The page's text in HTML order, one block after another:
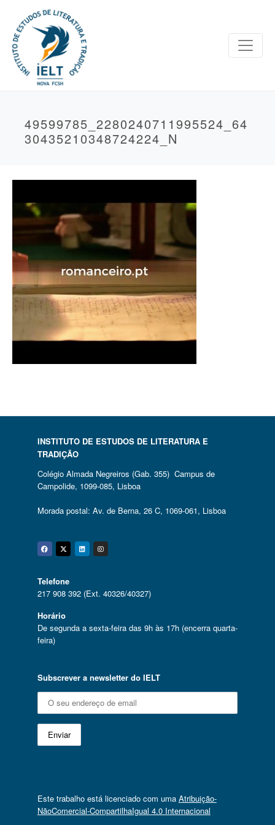
49599785_2280240711995524_64
30435210348724224_N
INSTITUTO DE ESTUDOS DE LITERATURA E
TRADIÇÃO
Colégio Almada Negreiros (Gab. 355) Campus de
Campolide, 1099-085, Lisboa
Morada postal: Av. de Berna, 26 C, 1069-061, Lisboa
Facebook
Twitter
Linkedin
Instagram
Telefone
217 908 392 (Ext. 40326/40327)
Horário
De segunda a sexta-feira das 9h às 17h (encerra quarta-
feira)
Subscrever a newsletter do IELT
Este trabalho está licenciado com uma Atribuição-
NãoComercial-CompartilhaIgual 4.0 Internacional